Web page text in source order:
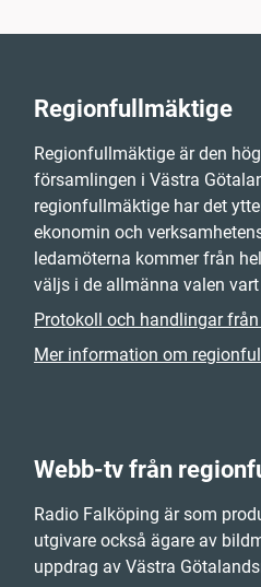
Regionfullmäktige
Regionfullmäktige är den
församlingen i Västra
regionfullmäktige har det
ekonomin och
ledamöterna kommer från
väljs i de allmänna valen
Protokoll och handlingar
Mer information om
Webb-tv från
Radio Falköping är som
utgivare också ägare av
uppdrag av Västra